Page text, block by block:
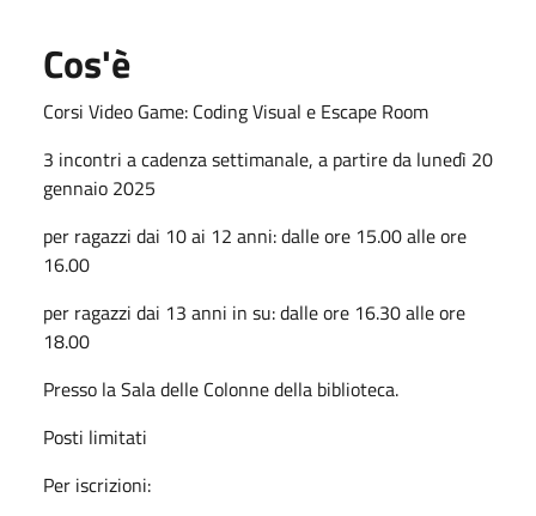
Cos'è
Corsi Video Game: Coding Visual e Escape Room
3 incontri a cadenza settimanale, a partire da lunedì 20
gennaio 2025
per ragazzi dai 10 ai 12 anni: dalle ore 15.00 alle ore
16.00
per ragazzi dai 13 anni in su: dalle ore 16.30 alle ore
18.00
Presso la Sala delle Colonne della biblioteca.
Posti limitati
Per iscrizioni: